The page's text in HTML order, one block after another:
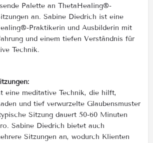
Palette an ThetaHealing®-
an. Sabine Diedrich ist eine
Praktikerin und Ausbilderin mit
und einem tiefen Verständnis für
Technik.
eine meditative Technik, die hilft,
und tief verwurzelte Glaubensmuster
Sitzung dauert 50-60 Minuten
Sabine Diedrich bietet auch
Sitzungen an, wodurch Klienten